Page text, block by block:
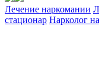
Лечение наркомании
стационар Нарколог